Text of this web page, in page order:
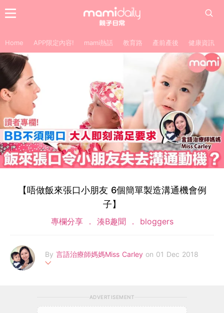
Home APP限定內容! mami熱話 教育路 產前產後 健康資訊
【唔做飯來張口小朋友 6個簡單製造溝通機會例
子】
專欄分享 湊B趣聞 bloggers
By 言語治療師媽媽Miss Carley on 01 Dec 2018
欄，致力與各位家長分享小朋友語言發展、英語學習、親子溝通等
資訊，Facebook專頁︰言語治療師媽媽Miss Carley
ADVERTISEMENT